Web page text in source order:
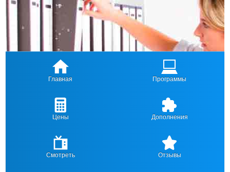
Главная Программы
Цены Дополнения
Смотреть Отзывы